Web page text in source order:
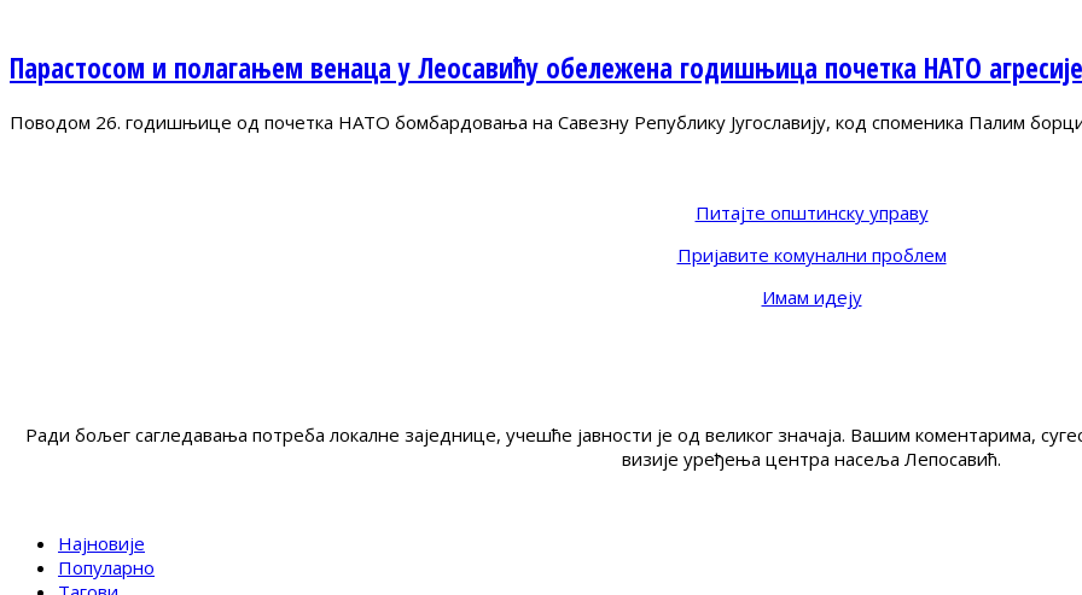
Парастосом и полагањем венаца у Леосавићу обележена годишњица почетка НАТО агресије
Поводом 26. годишњице од почетка НАТО бомбардовања на Савезну Републику Југославију, код споменика Палим
Питајте општинску управу
Пријавите комунални проблем
Имам идеју
Ради бољег сагледавања потреба локалне заједнице, учешће јавности је од великог значаја. Вашим коментарима,
визије уређења центра насеља Лепосавић.
Најновије
Популарно